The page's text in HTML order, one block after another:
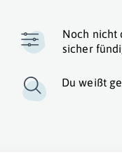
Noch nicht
sicher
Du weißt